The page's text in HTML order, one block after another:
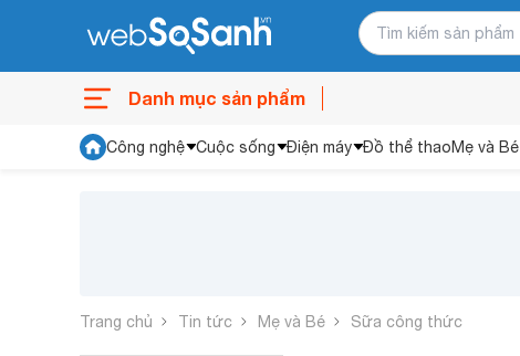
Danh mục sản phẩm
Công nghệ Cuộc sống Điện máy Đồ thể thaoMẹ và Bé
Trang chủ Tin tức Mẹ và Bé Sữa công thức